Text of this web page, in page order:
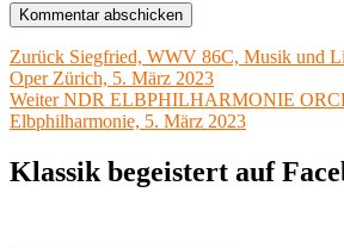
Beitragsnavigation
Zurück Vorheriger
Beitrag:
Siegfried, WWV 86C, Musik und
Oper Zürich, 5. März 2023
Weiter Nächster
Beitrag:
NDR ELBPHILHARMONIE
Elbphilharmonie, 5. März 2023
Klassik begeistert auf